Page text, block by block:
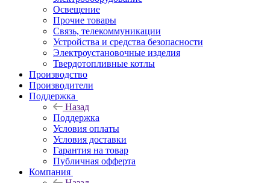
Освещение
Прочие товары
Связь, телекоммуникации
Устройства и средства безопасности
Электроустановочные изделия
Твердотопливные котлы
Производство
Производители
Поддержка
Назад
Поддержка
Условия оплаты
Условия доставки
Гарантия на товар
Публичная офферта
Компания